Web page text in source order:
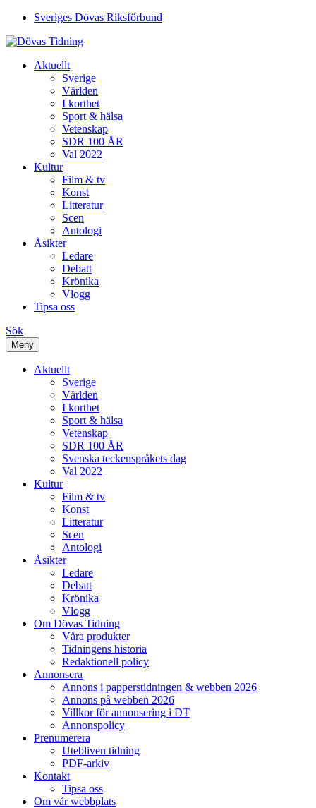
Sveriges Dövas Riksförbund
Aktuellt
Sverige
Världen
I korthet
Sport & hälsa
Vetenskap
SDR 100 ÅR
Val 2022
Kultur
Film & tv
Konst
Litteratur
Scen
Antologi
Åsikter
Ledare
Debatt
Krönika
Vlogg
Tipsa oss
Sök
Meny
Aktuellt
Sverige
Världen
I korthet
Sport & hälsa
Vetenskap
SDR 100 ÅR
Svenska teckenspråkets dag
Val 2022
Kultur
Film & tv
Konst
Litteratur
Scen
Antologi
Åsikter
Ledare
Debatt
Krönika
Vlogg
Om Dövas Tidning
Våra produkter
Tidningens historia
Redaktionell policy
Annonsera
Annons i papperstidningen & webben 2026
Annons på webben 2026
Villkor för annonsering i DT
Annonspolicy
Prenumerera
Utebliven tidning
PDF-arkiv
Kontakt
Tipsa oss
Om vår webbplats